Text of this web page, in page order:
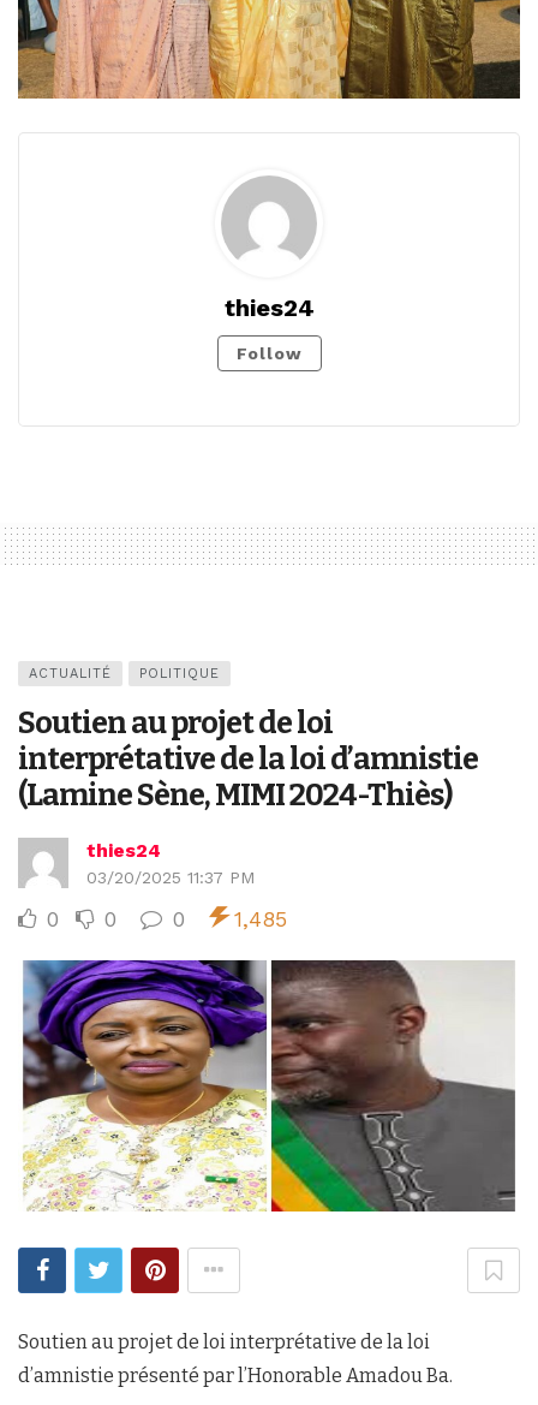
thies24
Follow
ACTUALITÉ POLITIQUE
Soutien au projet de loi
interprétative de la loi d’amnistie
(Lamine Sène, MIMI 2024-Thiès)
thies24
03/20/2025 11:37 PM
0 0 0 1,485
Soutien au projet de loi interprétative de la loi
d’amnistie présenté par l’Honorable Amadou Ba.